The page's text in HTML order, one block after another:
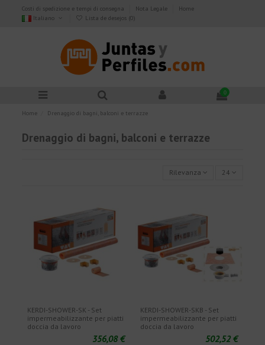
Costi di spedizione e tempi di consegna Nota Legale
Home
Italiano
Lista de desejos (0)
0
Home Drenaggio di bagni, balconi e terrazze
Drenaggio di bagni, balconi e terrazze
Rilevanza 24
KERDI-SHOWER-SK - Set
impermeabilizzante per piatti
doccia da lavoro
356,08 €
KERDI-SHOWER-SKB - Set
impermeabilizzante per piatti
doccia da lavoro
502,52 €